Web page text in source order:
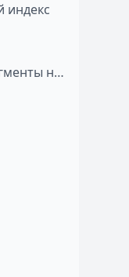
индекс
Анатомия легких: сегменты на рентгенограмме и КТ